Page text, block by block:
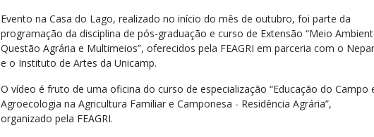
Evento na Casa do Lago, realizado no início do mês de outubro, foi parte da
programação da disciplina de pós-graduação e curso de Extensão “Meio
Questão Agrária e Multimeios”, oferecidos pela FEAGRI em parceria com o
e o Instituto de Artes da Unicamp.
O vídeo é fruto de uma oficina do curso de especialização “Educação do Campo
Agroecologia na Agricultura Familiar e Camponesa - Residência Agrária”,
organizado pela FEAGRI.